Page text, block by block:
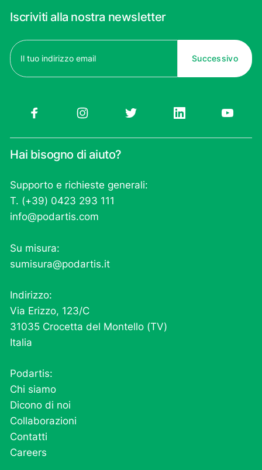
Iscriviti alla nostra newsletter
Email
(Obbligatorio)
Hai bisogno di aiuto?
Supporto e richieste generali:
T. (+39) 0423 293 111
info@podartis.com
Su misura:
sumisura@podartis.it
Indirizzo:
Via Erizzo, 123/C
31035 Crocetta del Montello (TV)
Italia
Podartis:
Chi siamo
Dicono di noi
Collaborazioni
Contatti
Careers